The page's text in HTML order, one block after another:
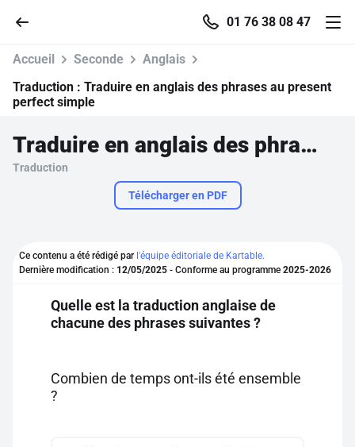
01 76 38 08 47
Parcourir
Se connecter
S'inscrire gratuitement
Accueil Seconde
Anglais
Traduction : Traduire en anglais des phrases au present
perfect simple
Traduire en anglais des phrases au present perfect simple
Traduction
Télécharger en PDF
Ce contenu a été rédigé par l'équipe éditoriale de Kartable.
Dernière modification : 12/05/2025 - Conforme au programme 2025-2026
Quelle est la traduction anglaise de
chacune des phrases suivantes ?
Combien de temps ont-ils été ensemble
?